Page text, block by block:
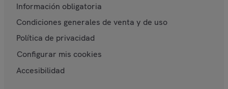
Información obligatoria
Condiciones generales de venta y de uso
Política de privacidad
Configurar mis cookies
Accesibilidad